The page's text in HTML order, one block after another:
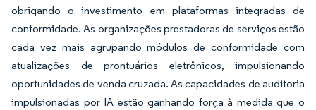
obrigando o investimento em plataformas integradas de
conformidade. As organizações prestadoras de serviços estão
cada vez mais agrupando módulos de conformidade com
atualizações de prontuários eletrônicos, impulsionando
oportunidades de venda cruzada. As capacidades de auditoria
impulsionadas por IA estão ganhando força à medida que o